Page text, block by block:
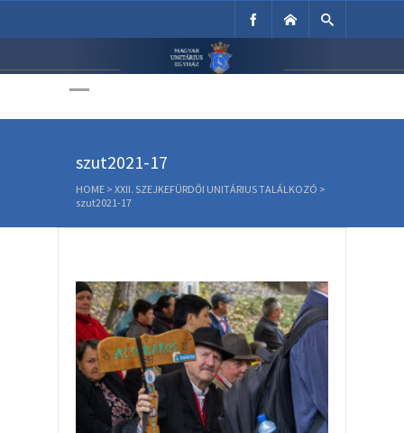
Unitárius Egyház
szut2021-17
HOME > XXII. SZEJKEFÜRDŐI UNITÁRIUS TALÁLKOZÓ >
szut2021-17